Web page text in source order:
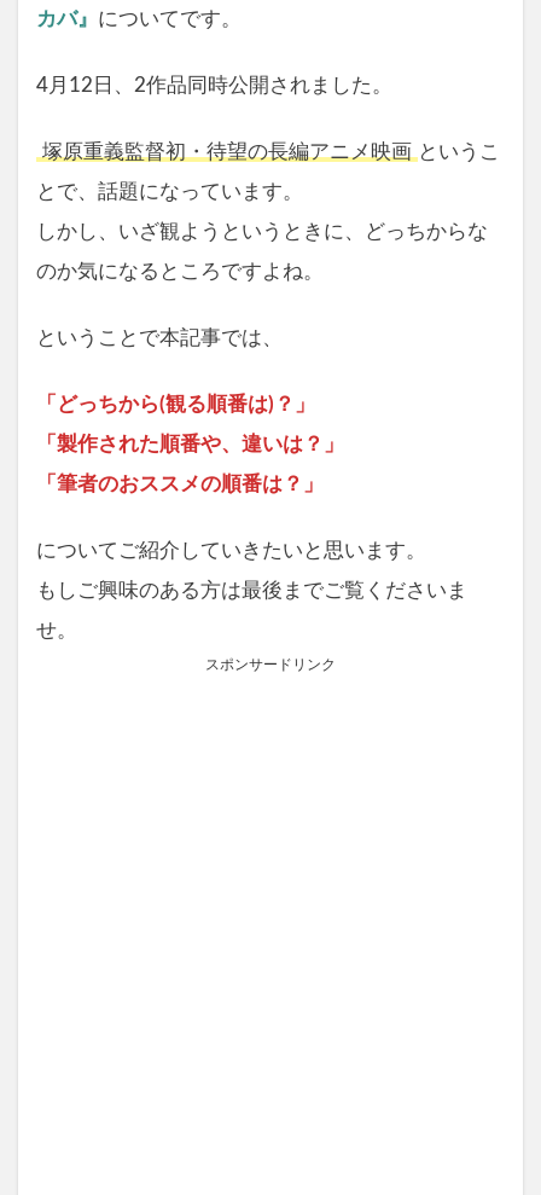
カバ』 についてです。
4月12日、2作品同時公開されました。
塚原重義監督初・待望の長編アニメ映画 というこ
とで、話題になっています。
しかし、いざ観ようというときに、どっちからな
のか気になるところですよね。
ということで本記事では、
「どっちから(観る順番は)？」
「製作された順番や、違いは？」
「筆者のおススメの順番は？」
についてご紹介していきたいと思います。
もしご興味のある方は最後までご覧くださいま
せ。
スポンサードリンク